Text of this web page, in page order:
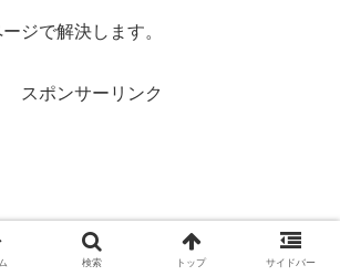
ジで解決します。
スポンサーリンク
検索 トップ サイドバー